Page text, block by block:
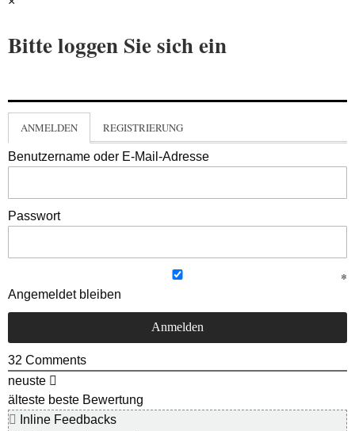
Bitte loggen Sie sich ein
ANMELDEN REGISTRIERUNG
Benutzername oder E-Mail-Adresse
Passwort
Angemeldet bleiben
32 Comments
neuste
älteste beste Bewertung
Inline Feedbacks